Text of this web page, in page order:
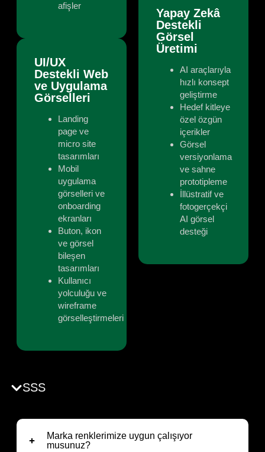
afişler
UI/UX
Destekli Web
ve Uygulama
Görselleri
Landing
page ve
micro site
tasarımları
Mobil
uygulama
görselleri ve
onboarding
ekranları
Buton, ikon
ve görsel
bileşen
tasarımları
Kullanıcı
yolculuğu ve
wireframe
görselleştirmeleri
Yapay Zekâ
Destekli
Görsel
Üretimi
AI araçlarıyla
hızlı konsept
geliştirme
Hedef kitleye
özel özgün
içerikler
Görsel
versiyonlama
ve sahne
prototipleme
İllüstratif ve
fotogerçekçi
AI görsel
desteği
SSS
Marka renklerimize uygun çalışıyor
musunuz?